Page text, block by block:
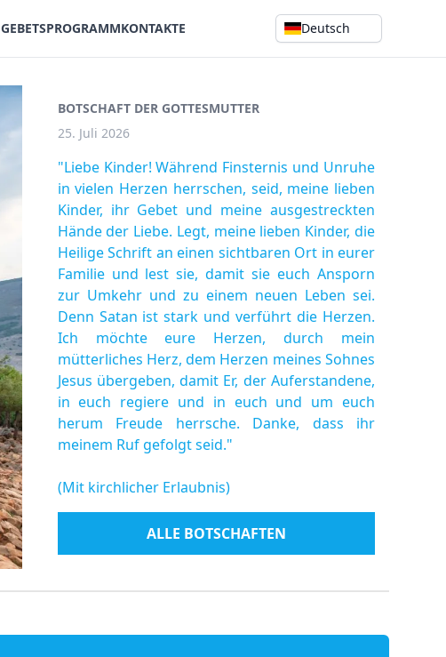
GEBETSPROGRAMMKONTAKTE Deutsch
BOTSCHAFT DER GOTTESMUTTER
25. Juli 2026
"Liebe Kinder! Während Finsternis und Unruhe
in vielen Herzen herrschen, seid, meine lieben
Kinder, ihr Gebet und meine ausgestreckten
Hände der Liebe. Legt, meine lieben Kinder, die
Heilige Schrift an einen sichtbaren Ort in eurer
Familie und lest sie, damit sie euch Ansporn
zur Umkehr und zu einem neuen Leben sei.
Denn Satan ist stark und verführt die Herzen.
Ich möchte eure Herzen, durch mein
mütterliches Herz, dem Herzen meines Sohnes
Jesus übergeben, damit Er, der Auferstandene,
in euch regiere und in euch und um euch
herum Freude herrsche. Danke, dass ihr
meinem Ruf gefolgt seid."
(Mit kirchlicher Erlaubnis)
ALLE BOTSCHAFTEN